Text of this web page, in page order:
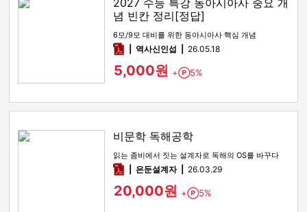
2027 수능 특강 동아시아사 중요 개
념 빈칸 정리[정답]
6모/9모 대비를 위한 동아시아사 핵심 개념
pdf역사신인섭 26.05.18
5,000원 + Point
5%
비문학 독해공학
읽는 좀비에서 짓는 설계자로 독해의 OS를 바꾸다
pdf은둔설계자 26.03.29
20,000원 + Point
5%